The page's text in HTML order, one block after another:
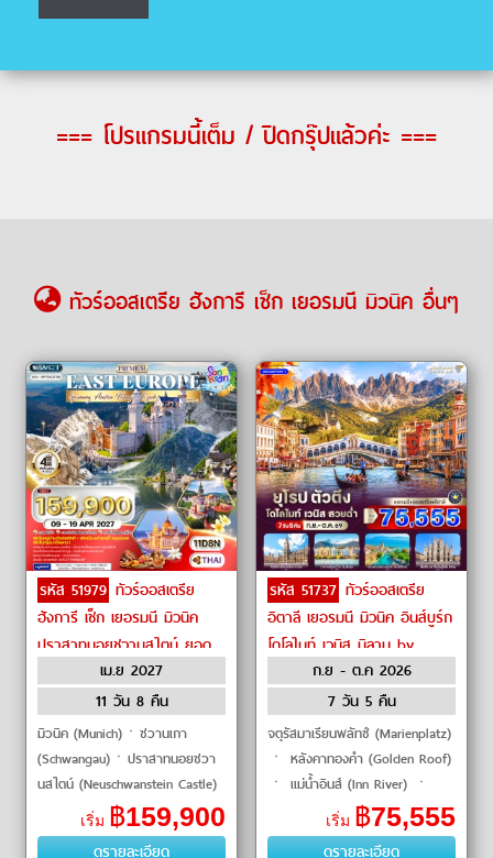
=== โปรแกรมนี้เต็ม / ปิดกรุ๊ปแล้วค่ะ ===
ทัวร์ออสเตรีย ฮังการี เช็ก เยอรมนี มิวนิค อื่นๆ
รหัส 51979 ทัวร์ออสเตรีย
ฮังการี เช็ก เยอรมนี มิวนิค
ปราสาทนอยชวานสไตน์ ยอด
เขาซุกสปิตเซ่ ฮัลล์สตัทท์
เวียนนา บูดาเปสต์ ปราก by
THAI Airways
เม.ย 2027
11 วัน 8 คืน
มิวนิค (Munich)ㆍชวานเกา
(Schwangau)ㆍปราสาทนอยชวา
นสไตน์ (Neuschwanstein Castle)
ㆍหมู่บ้านโอเบอร์อัมเมอร์เกา
(Oberammergau)ㆍหมู่บ้านเอททัล
เริ่ม ฿159,900
ดูรายละเอียด
รหัส 51737 ทัวร์ออสเตรีย
อิตาลี เยอรมนี มิวนิค อินส์บูร์ก
โดโลไมท์ เวนิส มิลาน by
Oman Airก.ย - ต.ค 2026
7 วัน 5 คืน
จตุรัสมาเรียนพลัทซ์ (Marienplatz)
ㆍ หลังคาทองคำ (Golden Roof)
ㆍ แม่น้ำอินส์ (Inn River) ㆍ
ซานตา แมดดาเลนา (Santa
Maddalena) ㆍ ทะเลสาบมิซูริน่า
เริ่ม ฿75,555
ดูรายละเอียด